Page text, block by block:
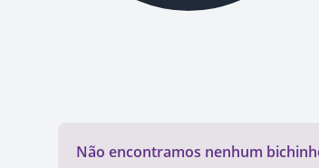
Não encontramos nenhum